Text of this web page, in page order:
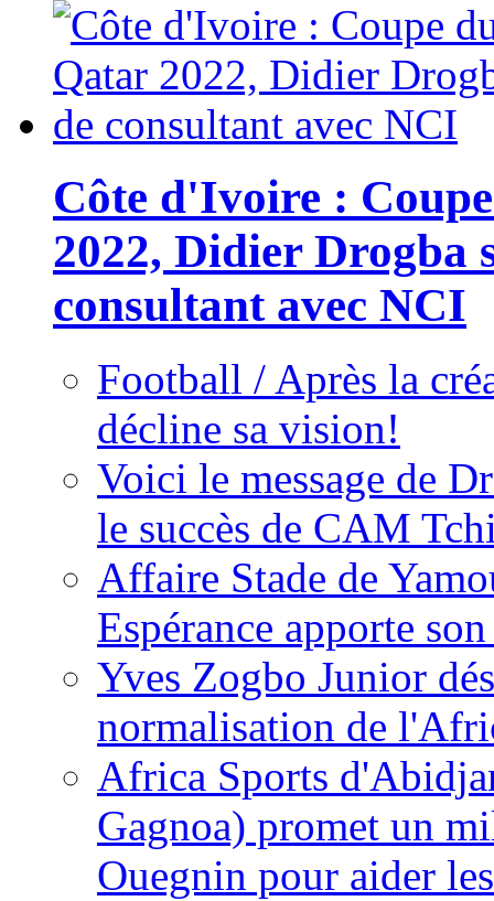
Côte d'Ivoire :
2022, Didier Drogba
consultant avec NCI
Football / Après la
décline sa vision!
Voici le message de
le succès de CAM
Affaire Stade de
Espérance apporte
Yves Zogbo Junior
normalisation de
Africa Sports
Gagnoa) promet un
Ouegnin pour aider